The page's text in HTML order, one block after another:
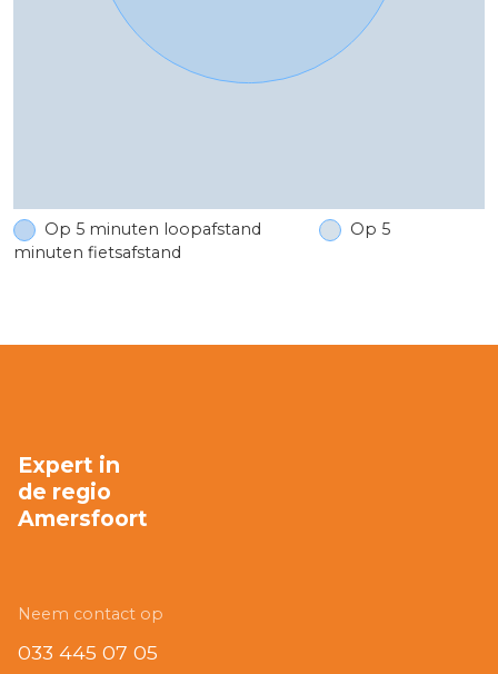
Op 5 minuten loopafstand
Op 5
minuten fietsafstand
Expert in
de regio
Amersfoort
Neem contact op
033 445 07 05